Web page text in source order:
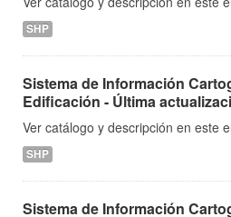
SHP
Sistema de Información
Edificación - Última
Ver catálogo y descripción en este
SHP
Sistema de Información